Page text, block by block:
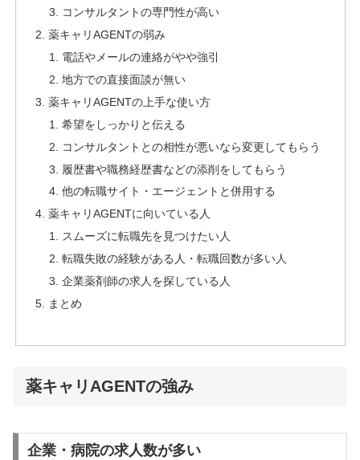
コンサルタントの専門性が高い
薬キャリAGENTの弱み
電話やメールの連絡がやや強引
地方での直接面談が無い
薬キャリAGENTの上手な使い方
希望をしっかりと伝える
コンサルタントとの相性が悪いなら変更してもらう
履歴書や職務経歴書などの添削をしてもらう
他の転職サイト・エージェントと併用する
薬キャリAGENTに向いている人
スムーズに転職先を見つけたい人
転職失敗の経験がある人・転職回数が多い人
企業薬剤師の求人を探している人
まとめ
薬キャリAGENTの強み
企業・病院の求人数が多い